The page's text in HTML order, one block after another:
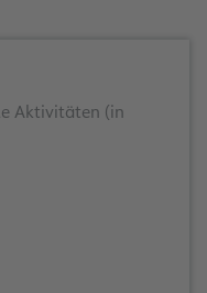
Aktivitäten (in